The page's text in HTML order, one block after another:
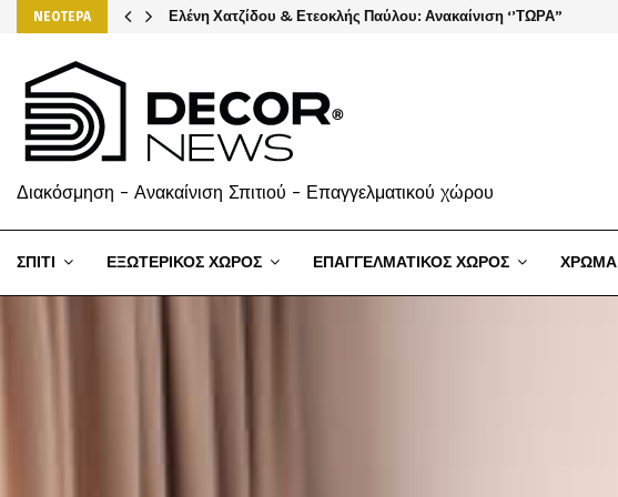
ΝΕΟΤΕΡΑ Ελένη Χατζίδου & Ετεοκλής Παύλου: Ανακαίνιση ‘’ΤΩΡΑ”
Διακόσμηση - Ανακαίνιση Σπιτιού - Επαγγελματικού χώρου
ΣΠΙΤΙ ΕΞΩΤΕΡΙΚΟΣ ΧΩΡΟΣ ΕΠΑΓΓΕΛΜΑΤΙΚΟΣ ΧΩΡΟΣ ΧΡΩΜΑ